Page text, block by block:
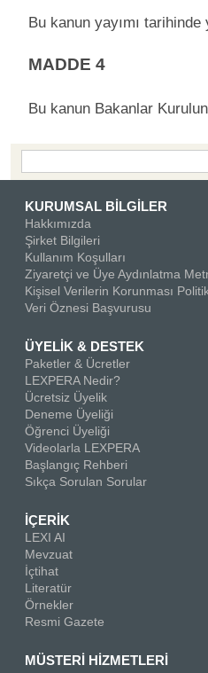
Bu kanun yayımı
MADDE 4
Bu kanun Bakanlar
KURUMSAL BİLGİLER
Hakkımızda
Şirket Bilgileri
Kullanım Koşulları
Ziyaretçi ve Üye Aydınlatma
Kişisel Verilerin Korunması
Veri Öznesi Başvurusu
ÜYELİK & DESTEK
Paketler & Ücretler
LEXPERA Nedir?
Ücretsiz Üyelik
Deneme Üyeliği
Öğrenci Üyeliği
Videolarla LEXPERA
Başlangıç Rehberi
Sıkça Sorulan Sorular
İÇERİK
LEXI AI
Mevzuat
İçtihat
Literatür
Örnekler
Resmi Gazete
MÜSTERİ HİZMETLERİ